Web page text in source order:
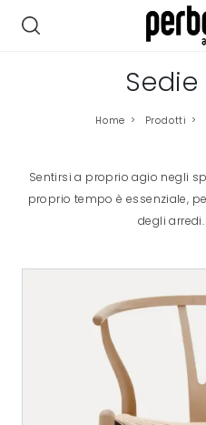
Home > Prodotti >
Sentirsi a proprio agio negli
proprio tempo è essenziale,
degli